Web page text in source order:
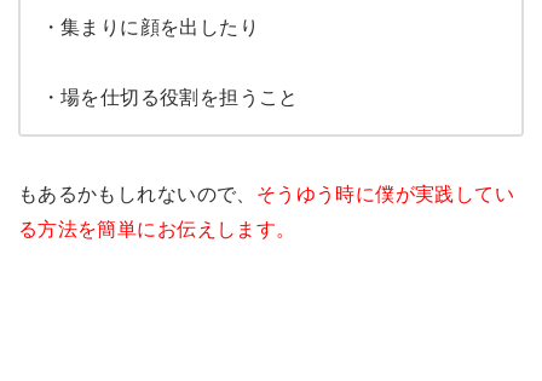
・集まりに顔を出したり
・場を仕切る役割を担うこと
もあるかもしれないので、 そうゆう時に僕が実践してい
る方法を簡単にお伝えします。